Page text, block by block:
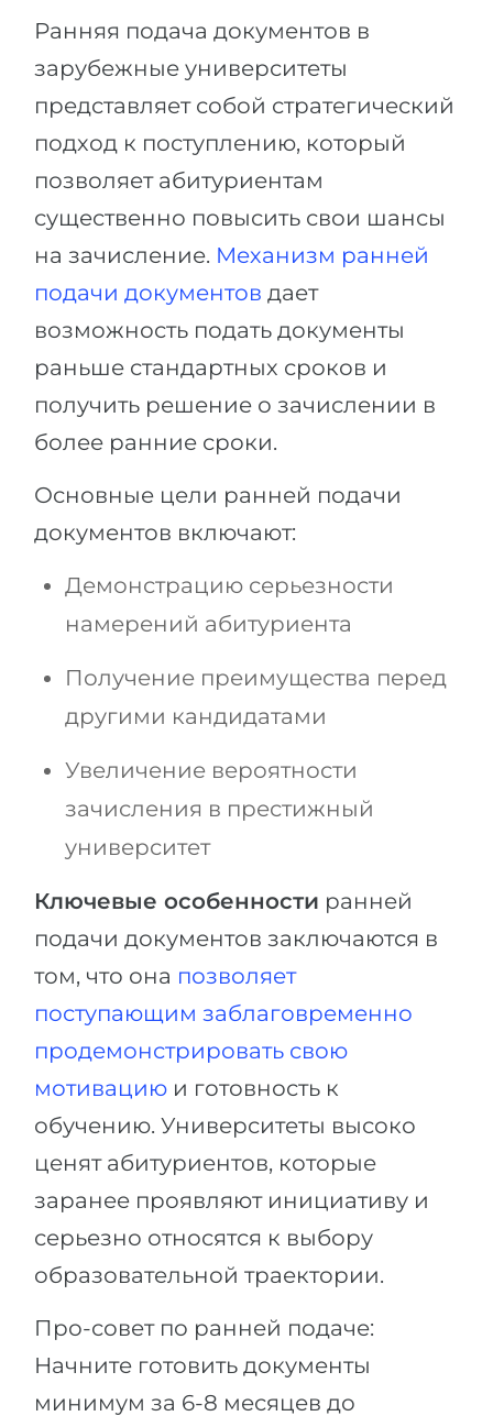
Ранняя подача документов в
зарубежные университеты
представляет собой стратегический
подход к поступлению, который
позволяет абитуриентам
существенно повысить свои шансы
на зачисление. Механизм ранней
подачи документов дает
возможность подать документы
раньше стандартных сроков и
получить решение о зачислении в
более ранние сроки.
Основные цели ранней подачи
документов включают:
Демонстрацию серьезности
намерений абитуриента
Получение преимущества перед
другими кандидатами
Увеличение вероятности
зачисления в престижный
университет
Ключевые особенности ранней
подачи документов заключаются в
том, что она позволяет
поступающим заблаговременно
продемонстрировать свою
мотивацию и готовность к
обучению. Университеты высоко
ценят абитуриентов, которые
заранее проявляют инициативу и
серьезно относятся к выбору
образовательной траектории.
Про-совет по ранней подаче:
Начните готовить документы
минимум за 6-8 месяцев до